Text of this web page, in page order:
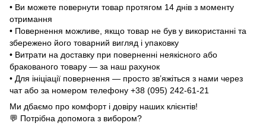
• Ви можете повернути товар протягом 14 днів з моменту
отримання
• Повернення можливе, якщо товар не був у використанні та
збережено його товарний вигляд і упаковку
• Витрати на доставку при поверненні неякісного або
бракованого товару — за наш рахунок
• Для ініціації повернення — просто зв’яжіться з нами через
чат або за номером телефону +38 (095) 242-61-21
Ми дбаємо про комфорт і довіру наших клієнтів!
💬 Потрібна допомога з вибором?